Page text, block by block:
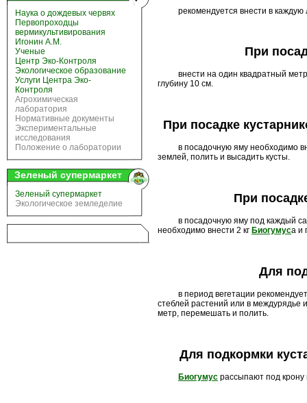
Наука о дождевых червях
Первопроходцы
вермикультивирования
Игонин А.М.
Ученые
Центр Эко-Контроля
Экологическое образование
Услуги Центра Эко-
Контроля
Агрохимическая
лаборатория
Нормативные документы
Экспериментальные
исследования
Положение о лаборатории
Зеленый супермаркет
Зеленый супермаркет
Экологическое земледелие
рекомендуется внести в каждую
При
внести на один квадратный метр
глубину 10 см.
При посадке
в посадочную яму необходимо
землей, полить и высадить кусты.
При
в посадочную яму под каждый
необходимо внести 2 кг Биогумуса и
Для
в период вегетации
стеблей растений или в междурядье
метр, перемешать и полить.
Для подкормки
Биогумус рассыпают под крону